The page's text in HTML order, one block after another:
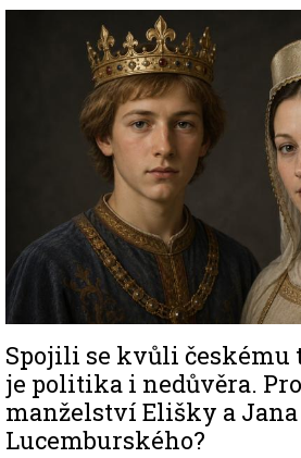
Spojili se kvůli českému
je politika i nedůvěra.
manželství Elišky a Jana
Lucemburského?